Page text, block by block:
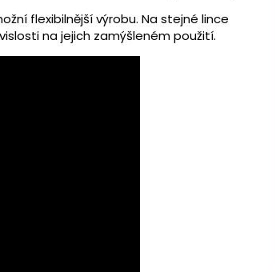
flexibilnější výrobu. Na stejné lince
na jejich zamýšleném použití.